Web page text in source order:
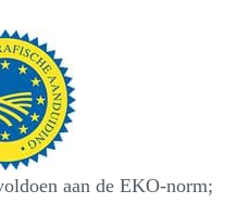
aan de EKO-norm;